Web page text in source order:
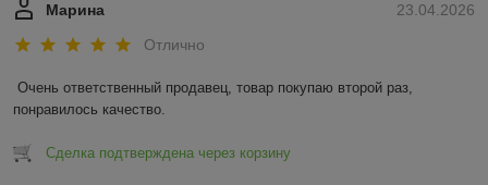
23.04.2026
Марина
Отлично
Очень ответственный продавец, товар покупаю второй раз,
понравилось качество.
Сделка подтверждена через корзину